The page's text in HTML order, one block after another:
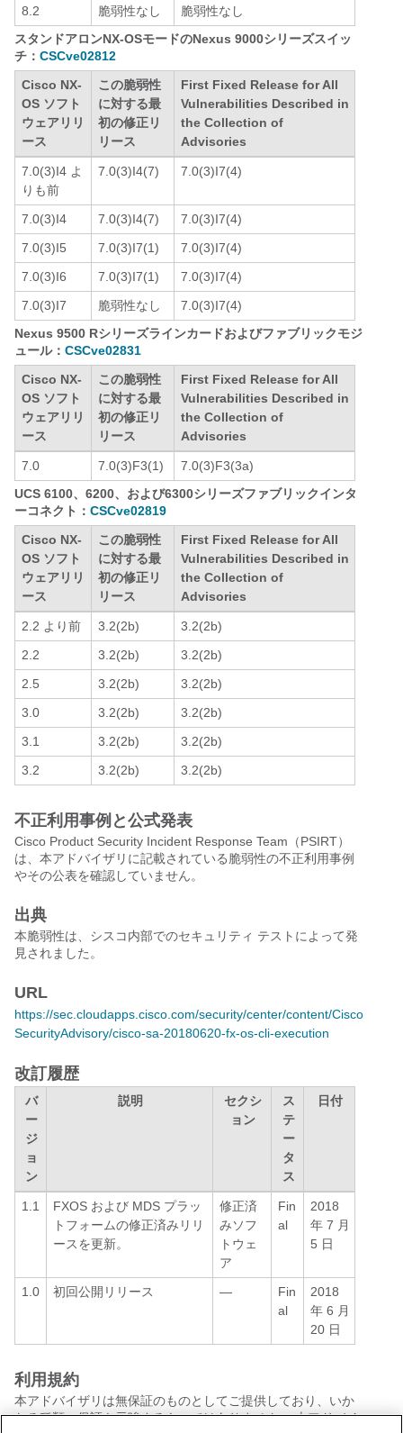
8.2
脆弱性なし
脆弱性なし
スタンドアロンNX-OSモードのNexus 9000シリーズスイッ
チ： CSCve02812
Cisco NX-
OS ソフト
ウェアリリ
ース
この脆弱性
に対する最
初の修正リ
リース
First Fixed Release for All
Vulnerabilities Described in
the Collection of
Advisories
7.0(3)I4 よ
りも前
7.0(3)I4(7) 7.0(3)I7(4)
7.0(3)I4 7.0(3)I4(7)
7.0(3)I7(4)
7.0(3)I5
7.0(3)I7(1)
7.0(3)I7(4)
7.0(3)I6
7.0(3)I7(1)
7.0(3)I7(4)
7.0(3)I7
脆弱性なし
7.0(3)I7(4)
Nexus 9500 Rシリーズラインカードおよびファブリックモジ
ュール： CSCve02831
Cisco NX-
OS ソフト
ウェアリリ
ース
この脆弱性
に対する最
初の修正リ
リース
First Fixed Release for All
Vulnerabilities Described in
the Collection of
Advisories
7.0 7.0(3)F3(1)
7.0(3)F3(3a)
UCS 6100、6200、および6300シリーズファブリックインタ
ーコネクト： CSCve02819
Cisco NX-
OS ソフト
ウェアリリ
ース
この脆弱性
に対する最
初の修正リ
リース
First Fixed Release for All
Vulnerabilities Described in
the Collection of
Advisories
2.2 より前 3.2(2b)
3.2(2b)
2.2
3.2(2b)
3.2(2b)
2.5
3.2(2b)
3.2(2b)
3.0
3.2(2b)
3.2(2b)
3.1
3.2(2b)
3.2(2b)
3.2
3.2(2b) 3.2(2b)
不正利用事例と公式発表
Cisco Product Security Incident Response Team（PSIRT）
は、本アドバイザリに記載されている脆弱性の不正利用事例
やその公表を確認していません。
出典
本脆弱性は、シスコ内部でのセキュリティ テストによって発
見されました。
URL
https://sec.cloudapps.cisco.com/security/center/content/Cisco
SecurityAdvisory/cisco-sa-20180620-fx-os-cli-execution
改訂履歴
バ
ー
ジ
ョ
ン
説明
セクシ
ョン
ス
テ
ー
タ
ス
日付
1.1
FXOS および MDS プラッ
トフォームの修正済みリリ
ースを更新。
修正済
みソフ
トウェ
ア
Fin
al
2018
年 7 月
5 日
1.0 初回公開リリース —
Fin
al
2018
年 6 月
20 日
利用規約
本アドバイザリは無保証のものとしてご提供しており、いか
なる種類の保証も示唆するものではありません。 本アドバイ